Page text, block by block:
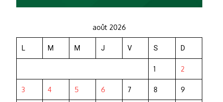
août 2026
L M M J V S D
1 2
3 4 5 6 7 8 9